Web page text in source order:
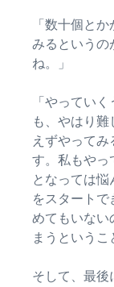
「数十個と
みるというの
ね。」
「やってい
も、やはり
えずやって
す。私もやっ
となっては
をスタート
めてもいない
まうというこ
そして、最